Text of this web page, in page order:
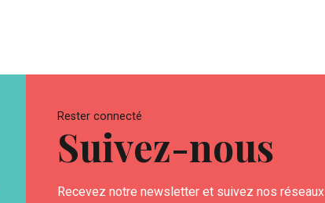
Rester connecté
Suivez-nous
Recevez notre newsletter et suivez nos